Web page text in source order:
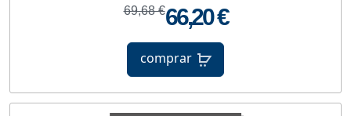
69,68 €66,20 €
comprar